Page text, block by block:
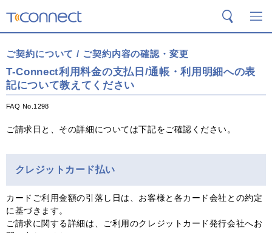
検索
ご契約について / ご契約内容の確認・変更
T-Connect利用料金の支払日/通帳・利用明細への表
記について教えてください
FAQ No.1298
ご請求日と、その詳細については下記をご確認ください。
クレジットカード払い
カードご利用金額の引落し日は、お客様と各カード会社との約定
に基づきます。
ご請求に関する詳細は、ご利用のクレジットカード発行会社へお